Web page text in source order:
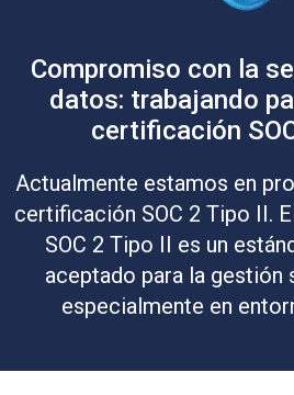
Compromiso con la
datos: trabajando
certificación
Actualmente estamos en
certificación SOC 2 Tipo II.
SOC 2 Tipo II es un
aceptado para la gestión
especialmente en